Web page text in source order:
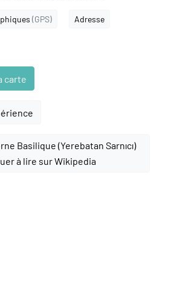
(GPS) Adresse
carte
à lire sur Wikipedia